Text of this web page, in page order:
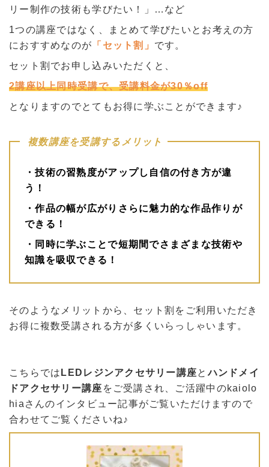
リー制作の技術も学びたい！」…など
1つの講座ではなく、まとめて学びたいとお考えの方
におすすめなのが 「セット割」 です。
セット割でお申し込みいただくと、
2講座以上同時受講で、受講料金が30％off
となりますのでとてもお得に学ぶことができます♪
複数講座を受講するメリット
・技術の習熟度がアップし自信の付き方が違
う！
・作品の幅が広がりさらに魅力的な作品作りが
できる！
・同時に学ぶことで短期間でさまざまな技術や
知識を吸収できる！
そのようなメリットから、セット割をご利用いただき
お得に複数受講される方が多くいらっしゃいます。
こちらでは LEDレジンアクセサリー講座とハンドメイ
ドアクセサリー講座 をご受講され、ご活躍中のkaiolo
hiaさんのインタビュー記事がご覧いただけますので
合わせてご覧くださいね♪